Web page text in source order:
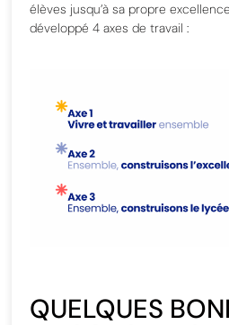
élèves jusqu’à sa propre
développé 4 axes de travail :
QUELQUES